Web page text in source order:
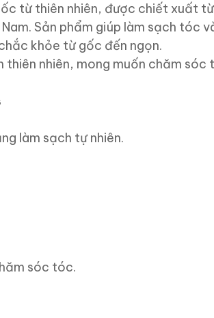
từ thiên nhiên, được chiết xuất
Sản phẩm giúp làm sạch tóc
khỏe từ gốc đến ngọn.
thiên nhiên, mong muốn chăm sóc
làm sạch tự nhiên.
sóc tóc.